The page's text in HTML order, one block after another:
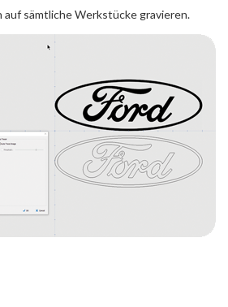
sämtliche Werkstücke gravieren.